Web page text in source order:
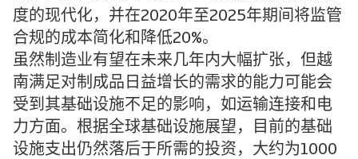
度的现代化，并在2020年至2025年期间将监管
合规的成本简化和降低20%。
虽然制造业有望在未来几年内大幅扩张，但越
南满足对制成品日益增长的需求的能力可能会
受到其基础设施不足的影响，如运输连接和电
力方面。根据全球基础设施展望，目前的基础
设施支出仍然落后于所需的投资，大约为1000